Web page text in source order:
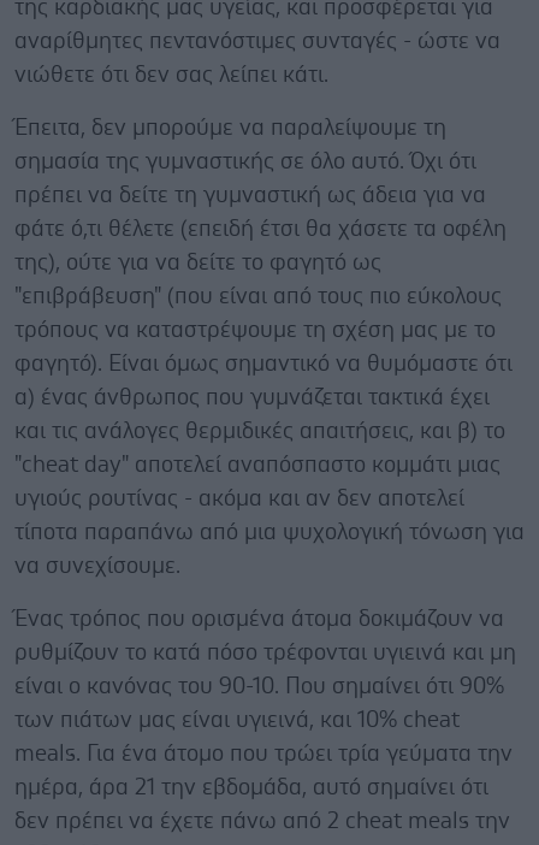
της καρδιακής μας υγείας, και προσφέρεται για
αναρίθμητες πεντανόστιμες συνταγές - ώστε να
νιώθετε ότι δεν σας λείπει κάτι.
Έπειτα, δεν μπορούμε να παραλείψουμε τη
σημασία της γυμναστικής σε όλο αυτό. Όχι ότι
πρέπει να δείτε τη γυμναστική ως άδεια για να
φάτε ό,τι θέλετε (επειδή έτσι θα χάσετε τα οφέλη
της), ούτε για να δείτε το φαγητό ως
"επιβράβευση" (που είναι από τους πιο εύκολους
τρόπους να καταστρέψουμε τη σχέση μας με το
φαγητό). Είναι όμως σημαντικό να θυμόμαστε ότι
α) ένας άνθρωπος που γυμνάζεται τακτικά έχει
και τις ανάλογες θερμιδικές απαιτήσεις, και β) το
"cheat day" αποτελεί αναπόσπαστο κομμάτι μιας
υγιούς ρουτίνας - ακόμα και αν δεν αποτελεί
τίποτα παραπάνω από μια ψυχολογική τόνωση για
να συνεχίσουμε.
Ένας τρόπος που ορισμένα άτομα δοκιμάζουν να
ρυθμίζουν το κατά πόσο τρέφονται υγιεινά και μη
είναι ο κανόνας του 90-10. Που σημαίνει ότι 90%
των πιάτων μας είναι υγιεινά, και 10% cheat
meals. Για ένα άτομο που τρώει τρία γεύματα την
ημέρα, άρα 21 την εβδομάδα, αυτό σημαίνει ότι
δεν πρέπει να έχετε πάνω από 2 cheat meals την